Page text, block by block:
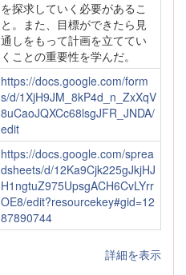
を探求していく必要があるこ
と。また、目標ができたら見
通しをもって計画を立ててい
くことの重要性を学んだ。
https://docs.google.com/form
s/d/1XjH9JM_8kP4d_n_ZxXqV
8uCaoJQXCc68lsgJFR_JNDA/
edit
https://docs.google.com/sprea
dsheets/d/12Ka9Cjk225gJkjHJ
H1ngtuZ975UpsgACH6CvLYrr
OE8/edit?resourcekey#gid=12
87890744
詳細を表示